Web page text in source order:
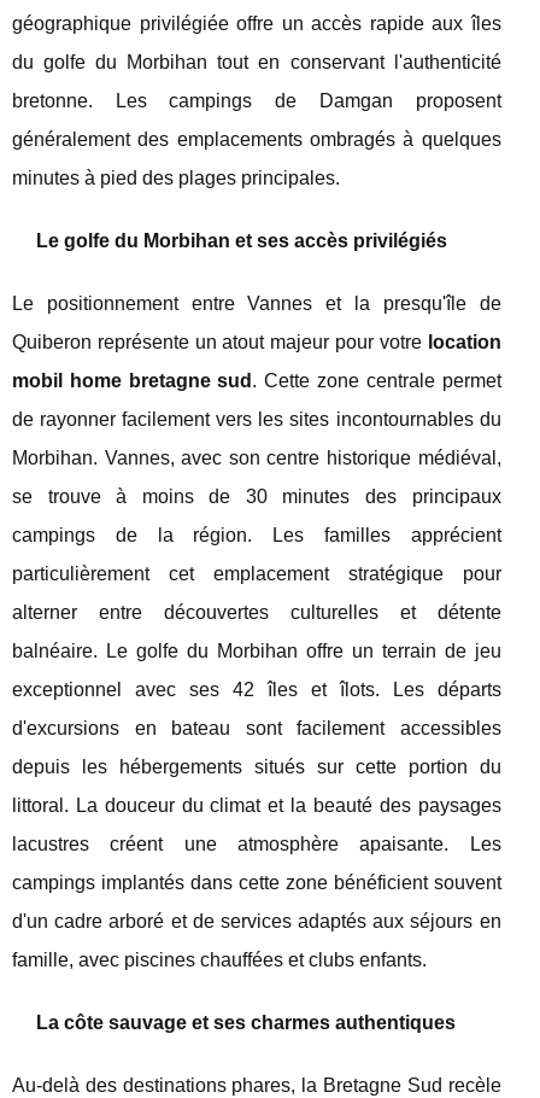
géographique privilégiée offre un accès rapide aux îles
du golfe du Morbihan tout en conservant l'authenticité
bretonne. Les campings de Damgan proposent
généralement des emplacements ombragés à quelques
minutes à pied des plages principales.
Le golfe du Morbihan et ses accès privilégiés
Le positionnement entre Vannes et la presqu'île de
Quiberon représente un atout majeur pour votre location
mobil home bretagne sud . Cette zone centrale permet
de rayonner facilement vers les sites incontournables du
Morbihan. Vannes, avec son centre historique médiéval,
se trouve à moins de 30 minutes des principaux
campings de la région. Les familles apprécient
particulièrement cet emplacement stratégique pour
alterner entre découvertes culturelles et détente
balnéaire. Le golfe du Morbihan offre un terrain de jeu
exceptionnel avec ses 42 îles et îlots. Les départs
d'excursions en bateau sont facilement accessibles
depuis les hébergements situés sur cette portion du
littoral. La douceur du climat et la beauté des paysages
lacustres créent une atmosphère apaisante. Les
campings implantés dans cette zone bénéficient souvent
d'un cadre arboré et de services adaptés aux séjours en
famille, avec piscines chauffées et clubs enfants.
La côte sauvage et ses charmes authentiques
Au-delà des destinations phares, la Bretagne Sud recèle